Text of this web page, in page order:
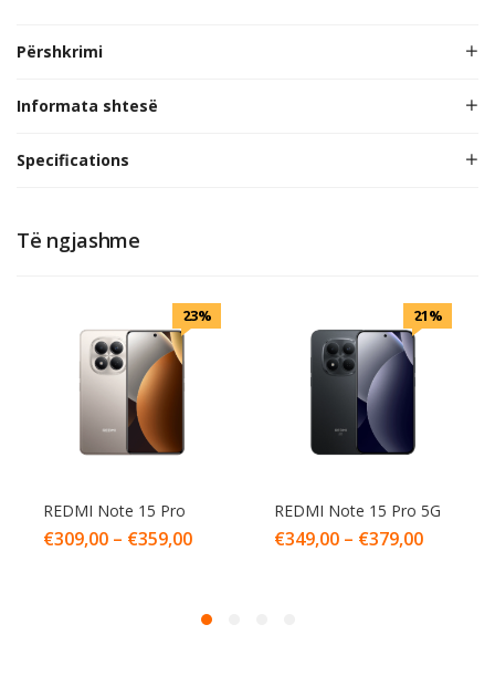
Përshkrimi
Informata shtesë
Specifications
Të ngjashme
23%
REDMI Note 15 Pro
€309,00 – €359,00
21%
REDMI Note 15 Pro 5G
€349,00 – €379,00